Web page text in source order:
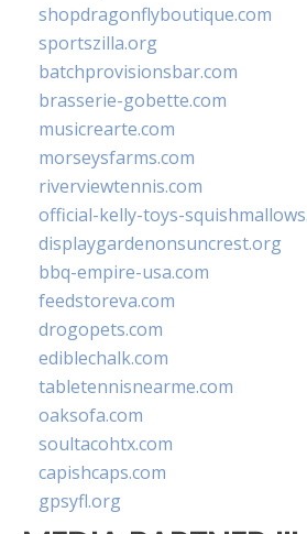
shopdragonflyboutique.com
sportszilla.org
batchprovisionsbar.com
brasserie-gobette.com
musicrearte.com
morseysfarms.com
riverviewtennis.com
official-kelly-toys-
displaygardenonsuncrest.org
bbq-empire-usa.com
feedstoreva.com
drogopets.com
ediblechalk.com
tabletennisnearme.com
oaksofa.com
soultacohtx.com
capishcaps.com
gpsyfl.org